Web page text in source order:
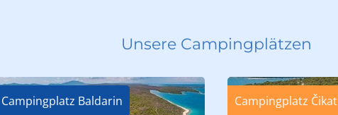
Unsere Campingplätzen
Campingplatz Baldarin Campingplatz Čikat